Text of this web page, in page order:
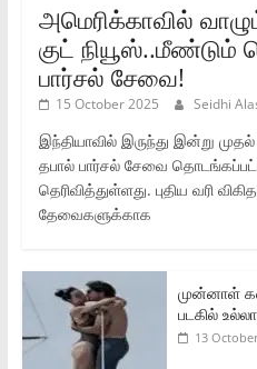
அமெரிக்காவில்
குட் நியூஸ்..மீண்டும்
பார்சல் சேவை!
15 October 2025 Seidhi
இந்தியாவில் இருந்து இன்று
தபால் பார்சல் சேவை
தெரிவித்துள்ளது. புதிய வரி
தேவைகளுக்காக
முன்னாள்
படகில்
13